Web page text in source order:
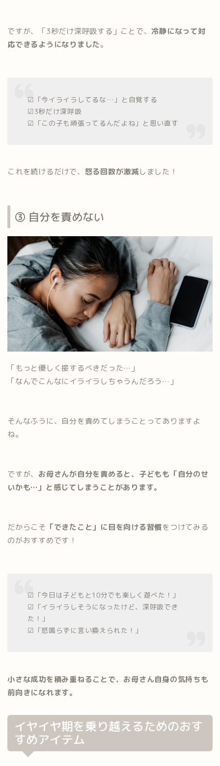
ですが、「3秒だけ深呼吸する」ことで、冷静になって対
応できるようになりました。
☑︎「今イライラしてるな…」と自覚する
☑︎3秒だけ深呼吸
☑︎「この子も頑張ってるんだよね」と思い直す
これを続けるだけで、 怒る回数が激減しました！
③ 自分を責めない
「もっと優しく接するべきだった…」
「なんでこんなにイライラしちゃうんだろう…」
そんなふうに、自分を責めてしまうことってありますよ
ね。
ですが、 お母さんが自分を責めると、子どもも「自分のせ
いかも…」と感じてしまうことがあります。
だからこそ 「できたこと」に目を向ける習慣をつけてみる
のがおすすめです！
☑︎「今日は子どもと10分でも楽しく遊べた！」
☑︎「イライラしそうになったけど、深呼吸でき
た！」
☑︎「怒鳴らずに言い換えられた！」
小さな成功を積み重ねることで、お母さん自身の気持ちも
前向きになれます。
イヤイヤ期を乗り越えるためのおす
すめアイテム